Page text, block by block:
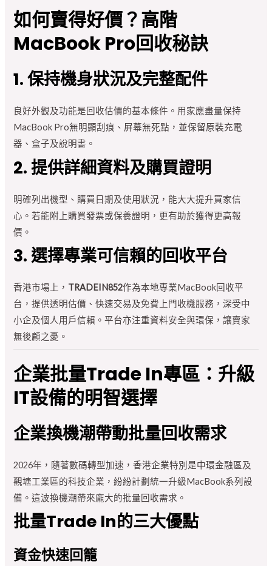
如何賣得好價？高階
MacBook Pro回收秘訣
1. 保持機身狀況及完整配件
良好外觀及功能是回收估價的基本條件。用家應盡量保持
MacBook Pro無明顯刮痕、屏幕無死點，並保留原裝充電
器、盒子及說明書。
2. 提供詳細資料及購買證明
明確列出機型、購買日期及使用狀況，能大大提升買家信
心。若能附上購買發票或保養證明，更有助於獲得更高報
價。
3. 選擇專業可信賴的回收平台
香港市場上， TRADEIN852作為本地專業MacBook回收平
台，提供透明估價、快速交易及免費上門收機服務，深受中
小企及個人用戶信賴。平台亦注重資料安全與環保，讓賣家
無後顧之憂。
企業批量Trade In專區：升級
IT設備的明智選擇
企業換機潮帶動批量回收需求
2026年，隨著數碼轉型加速，香港企業特別是中環金融區及
觀塘工業區的科技企業，紛紛計劃統一升級MacBook系列設
備。這波換機潮帶來龐大的批量回收需求。
批量Trade In的三大優點
資金快速回籠